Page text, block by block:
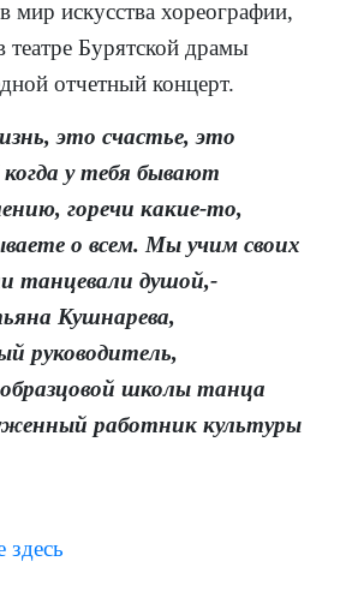
мир искусства хореографии,
театре Бурятской драмы
отчетный концерт.
это счастье, это
у тебя бывают
горечи какие-то,
о всем. Мы учим своих
танцевали душой,-
Кушнарева,
руководитель,
школы танца
работник культуры